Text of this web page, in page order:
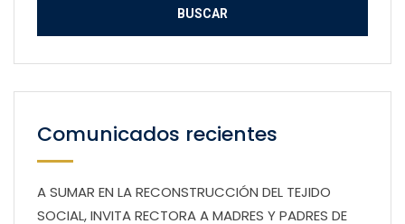
Comunicados recientes
A SUMAR EN LA RECONSTRUCCIÓN DEL TEJIDO
SOCIAL, INVITA RECTORA A MADRES Y PADRES DE